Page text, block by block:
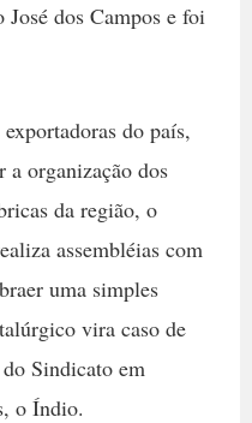
dos Campos e foi
do país,
a organização dos
da região, o
assembléias com
uma simples
vira caso de
Sindicato em
o Índio.